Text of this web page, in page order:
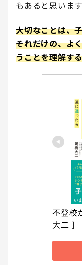
もあると思います
大切なことは、
それだけの、よ
うことを理解す
不登校
大二 ]